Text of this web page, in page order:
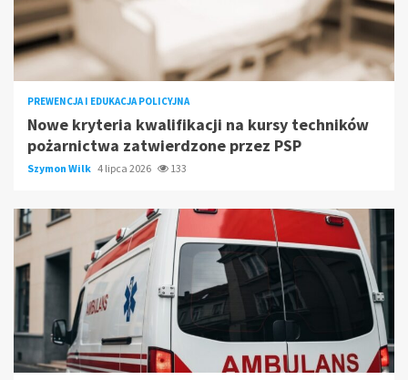
PREWENCJA I EDUKACJA POLICYJNA
Nowe kryteria kwalifikacji na kursy techników
pożarnictwa zatwierdzone przez PSP
Szymon Wilk 4 lipca 2026 133